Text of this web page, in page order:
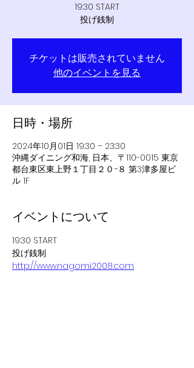
19:30 START
投げ銭制
チケットは販売されていません
他のイベントを見る
日時・場所
2024年10月01日 19:30 – 23:30
沖縄ダイニング和海, 日本、〒110-0015 東京
都台東区東上野１丁目２０−８ 第3津多屋ビ
ル 1F
イベントについて
19:30 START
投げ銭制
http://www.nagomi2008.com